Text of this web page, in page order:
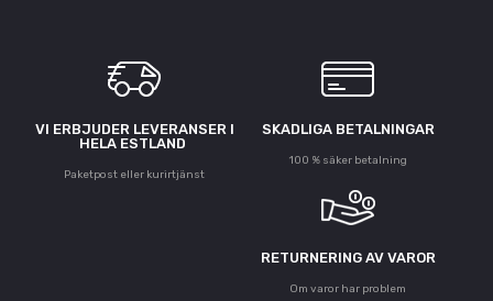
VI ERBJUDER LEVERANSER I
HELA ESTLAND
Paketpost eller kurirtjänst
SKADLIGA BETALNINGAR
100 % säker betalning
RETURNERING AV VAROR
Om varor har problem